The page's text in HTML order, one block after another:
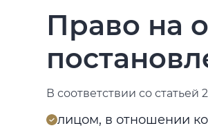
Право на
В соответствии со
лицом, в отношении